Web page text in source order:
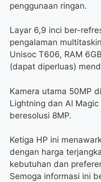
penggunaan ringan.
Layar 6,9 inci ber-
pengalaman
Unisoc T606, RAM
(dapat diperluas)
Kamera utama 50MP
Lightning dan AI
beresolusi 8MP.
Ketiga HP ini
dengan harga
kebutuhan dan
Semoga informasi ini